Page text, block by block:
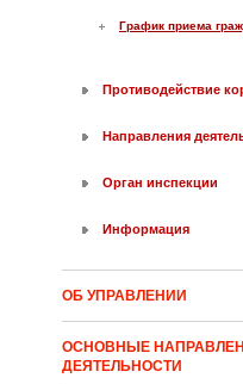
График приема
Противодействие
Направления
Орган инспекции
Информация
ОБ УПРАВЛЕНИИ
ОСНОВНЫЕ
ДЕЯТЕЛЬНОСТИ